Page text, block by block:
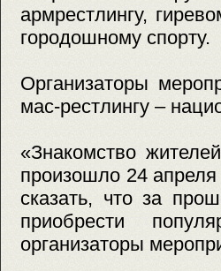
армрестлингу,
городошному спорту.
Организаторы
мас-рестлингу –
«Знакомство
произошло 24
сказать, что за
приобрести
организаторы